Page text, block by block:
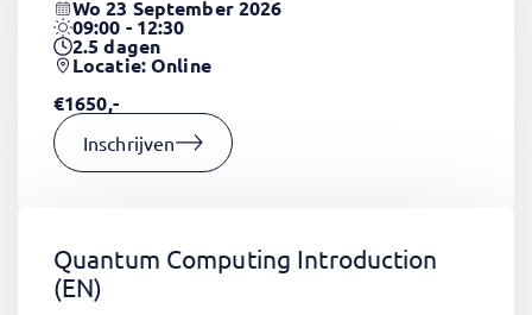
Wo 23 September 2026
09:00 - 12:30
2.5dagen
Locatie: Online
€1650,-
Inschrijven
Quantum Computing Introduction
(EN)